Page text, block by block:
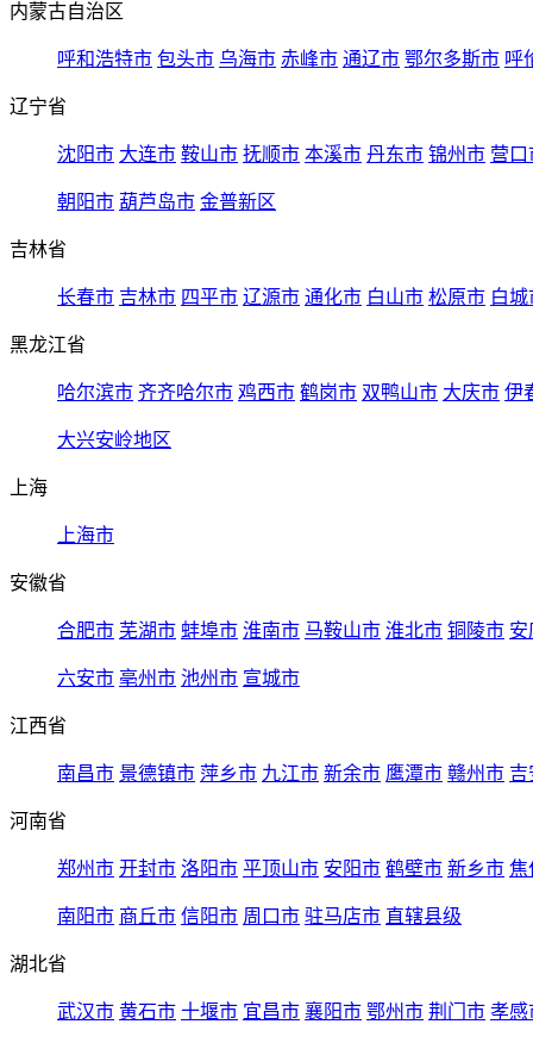
内蒙古自治区
呼和浩特市 包头市 乌海市 赤峰市 通辽市 鄂尔多斯市 呼
辽宁省
沈阳市 大连市 鞍山市 抚顺市 本溪市 丹东市 锦州市 营口
朝阳市 葫芦岛市 金普新区
吉林省
长春市 吉林市 四平市 辽源市 通化市 白山市 松原市 白城
黑龙江省
哈尔滨市 齐齐哈尔市 鸡西市 鹤岗市 双鸭山市 大庆市 伊
大兴安岭地区
上海
上海市
安徽省
合肥市 芜湖市 蚌埠市 淮南市 马鞍山市 淮北市 铜陵市 安
六安市 亳州市 池州市 宣城市
江西省
南昌市 景德镇市 萍乡市 九江市 新余市 鹰潭市 赣州市 吉
河南省
郑州市 开封市 洛阳市 平顶山市 安阳市 鹤壁市 新乡市 焦
南阳市 商丘市 信阳市 周口市 驻马店市 直辖县级
湖北省
武汉市 黄石市 十堰市 宜昌市 襄阳市 鄂州市 荆门市 孝感